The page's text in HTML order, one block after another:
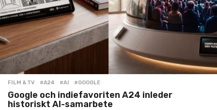
FILM & TV #A24 ,#AI ,#GOOGLE
Google och indiefavoriten A24 inleder
historiskt AI-samarbete